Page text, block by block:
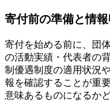
寄付前の準備と情
寄付を始める前に、団
の活動実績・代表者の
制優遇制度の適用状況
報を確認することが重
意味あるものになるか